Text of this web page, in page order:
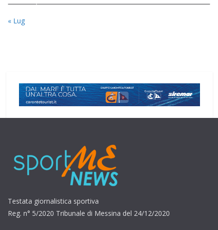
« Lug
Testata giornalistica sportiva
Reg. n° 5/2020 Tribunale di Messina del 24/12/2020